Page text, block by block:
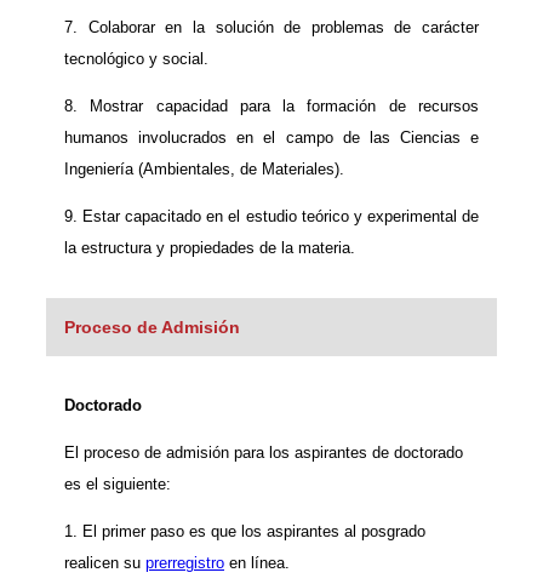
7. Colaborar en la solución de problemas de carácter
tecnológico y social.
8. Mostrar capacidad para la formación de recursos
humanos involucrados en el campo de las Ciencias e
Ingeniería (Ambientales, de Materiales).
9. Estar capacitado en el estudio teórico y experimental de
la estructura y propiedades de la materia.
Proceso de Admisión
Doctorado
El proceso de admisión para los aspirantes de doctorado
es el siguiente:
1. El primer paso es que los aspirantes al posgrado
realicen su prerregistro en línea.